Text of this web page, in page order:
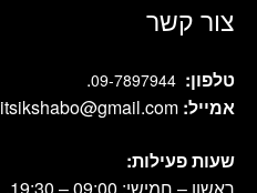
צור קשר
טלפון: 09-7897944
.
אמייל: itsikshabo@gmail.com
שעות פעילות:
ראשון – חמישי: 09:00 – 19:30.